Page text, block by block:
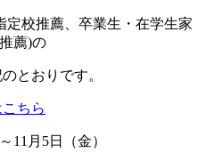
校推薦、卒業生・在学生家
薦)の
とおりです。
ちら
11月5日（金）